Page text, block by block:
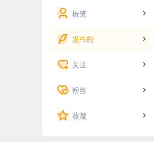
概览
发布的
关注
粉丝
收藏